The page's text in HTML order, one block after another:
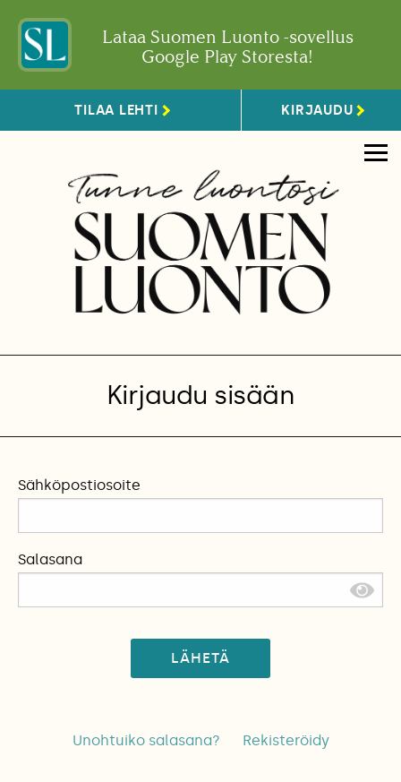
Lataa Suomen Luonto -sovellus
Google Play Storesta!
TILAA LEHTI KIRJAUDU
Kirjaudu sisään
Sähköpostiosoite
Salasana
LÄHETÄ
Unohtuiko salasana? Rekisteröidy